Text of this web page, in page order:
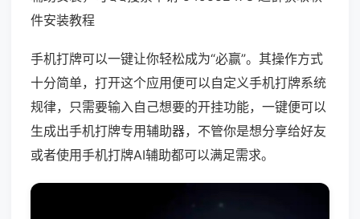
件安装教程
手机打牌可以一键让你轻松成为“必赢”。其操作方式
十分简单，打开这个应用便可以自定义手机打牌系统
规律，只需要输入自己想要的开挂功能，一键便可以
生成出手机打牌专用辅助器，不管你是想分享给好友
或者使用手机打牌AI辅助都可以满足需求。